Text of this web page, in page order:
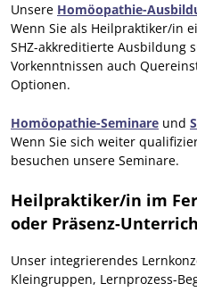
Unsere Homöopathie-
Wenn Sie als Heilpraktiker/in
SHZ-akkreditierte Ausbildung
Vorkenntnissen auch
Optionen.
Homöopathie-Seminare und
Wenn Sie sich weiter
besuchen unsere Seminare.
Heilpraktiker/in im
oder Präsenz-
Unser integrierendes
Kleingruppen, Lernprozess-